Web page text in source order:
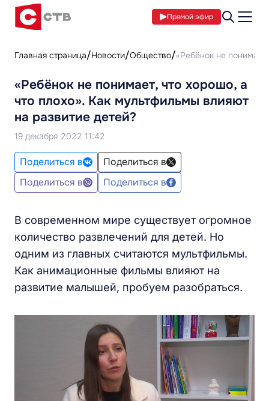
Прямой эфир
Главная страница Новости Общество «Ребёнок не
«Ребёнок не понимает, что хорошо, а
что плохо». Как мультфильмы влияют
на развитие детей?
19 декабря 2022 11:42
Поделиться в
Поделиться в
Поделиться в
Поделиться в
В современном мире существует огромное
количество развлечений для детей. Но
одним из главных считаются мультфильмы.
Как анимационные фильмы влияют на
развитие малышей, пробуем разобраться.